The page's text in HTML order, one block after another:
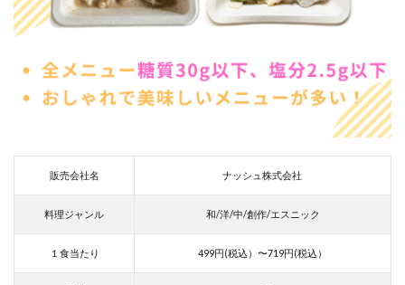
販売会社名 ナッシュ株式会社
料理ジャンル 和/洋/中/創作/エスニック
１食当たり 499円(税込）〜719円(税込）